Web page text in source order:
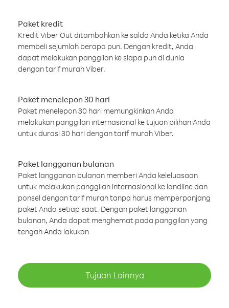
Paket kredit
Kredit Viber Out ditambahkan ke saldo Anda ketika Anda
membeli sejumlah berapa pun. Dengan kredit, Anda
dapat melakukan panggilan ke siapa pun di dunia
dengan tarif murah Viber.
Paket menelepon 30 hari
Paket menelepon 30 hari memungkinkan Anda
melakukan panggilan internasional ke tujuan pilihan Anda
untuk durasi 30 hari dengan tarif murah Viber.
Paket langganan bulanan
Paket langganan bulanan memberi Anda keleluasaan
untuk melakukan panggilan internasional ke landline dan
ponsel dengan tarif murah tanpa harus memperpanjang
paket Anda setiap saat. Dengan paket langganan
bulanan, Anda dapat menghemat pada panggilan yang
tengah Anda lakukan
Tujuan Lainnya